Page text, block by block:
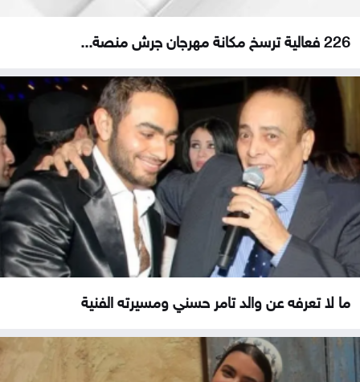
226 فعالية ترسخ مكانة مهرجان جرش منصة...
ما لا تعرفه عن والد تامر حسني ومسيرته الفنية